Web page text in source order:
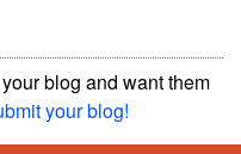
blog and want them
your blog!